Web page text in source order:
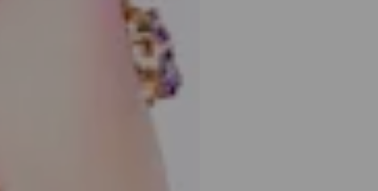
rhodiem